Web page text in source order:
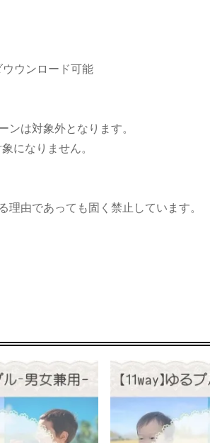
ウンロード可能
ンは対象外となります。
になりません。
由であっても固く禁止しています。